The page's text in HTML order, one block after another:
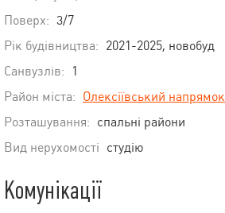
Поверх: 3/7
Рік будівництва: 2021-2025, новобуд
Санвузлів:
1
Район міста: Олексіївський напрямок
Розташування: спальні райони
Вид нерухомості студію
Комунікації